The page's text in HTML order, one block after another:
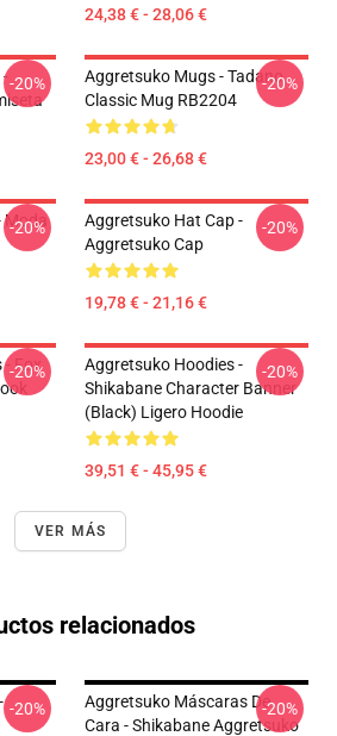
24,38 € - 28,06 €
--20%
Aggretsuko Mugs - Tadano
Classic Mug RB2204
23,00 € - 26,68 €
-20%
Moda
-20%
Aggretsuko Hat Cap -
Aggretsuko Cap
19,78 € - 21,16 €
-20%
- Fox
-20%
Aggretsuko Hoodies -
Shikabane Character Banner
(Black) Ligero Hoodie
39,51 € - 45,95 €
-20%
VER MÁS
relacionados
-20%
Aggretsuko Máscaras De
Cara - Shikabane Aggretsuko
-20%